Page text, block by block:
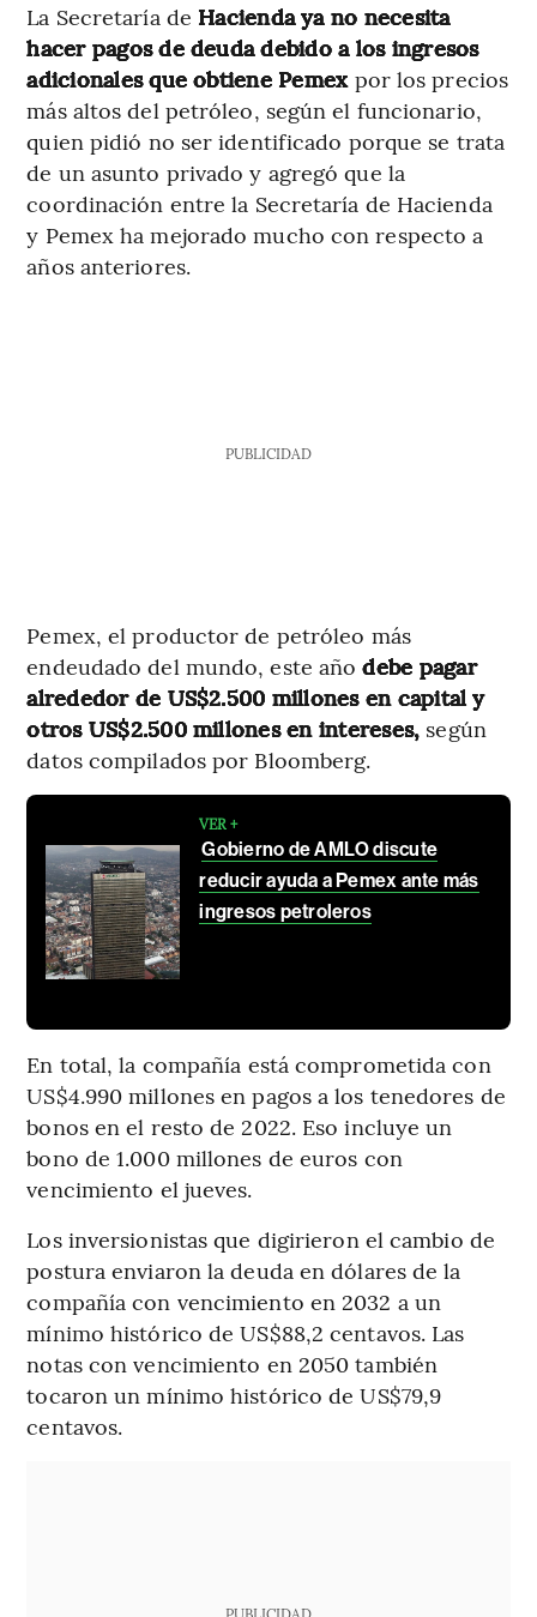
La Secretaría de Hacienda ya no necesita
hacer pagos de deuda debido a los ingresos
adicionales que obtiene Pemex por los precios
más altos del petróleo, según el funcionario,
quien pidió no ser identificado porque se trata
de un asunto privado y agregó que la
coordinación entre la Secretaría de Hacienda
y Pemex ha mejorado mucho con respecto a
años anteriores.
PUBLICIDAD
Pemex, el productor de petróleo más
endeudado del mundo, este añodebe pagar
alrededor de US$2.500 millones en capital y
otros US$2.500 millones en intereses, según
datos compilados por Bloomberg.
VER +
Gobierno de AMLO discute
reducir ayuda a Pemex ante más
ingresos petroleros
En total, la compañía está comprometida con
US$4.990 millones en pagos a los tenedores de
bonos en el resto de 2022. Eso incluye un
bono de 1.000 millones de euros con
vencimiento el jueves.
Los inversionistas que digirieron el cambio de
postura enviaron la deuda en dólares de la
compañía con vencimiento en 2032 a un
mínimo histórico de US$88,2 centavos. Las
notas con vencimiento en 2050 también
tocaron un mínimo histórico de US$79,9
centavos.